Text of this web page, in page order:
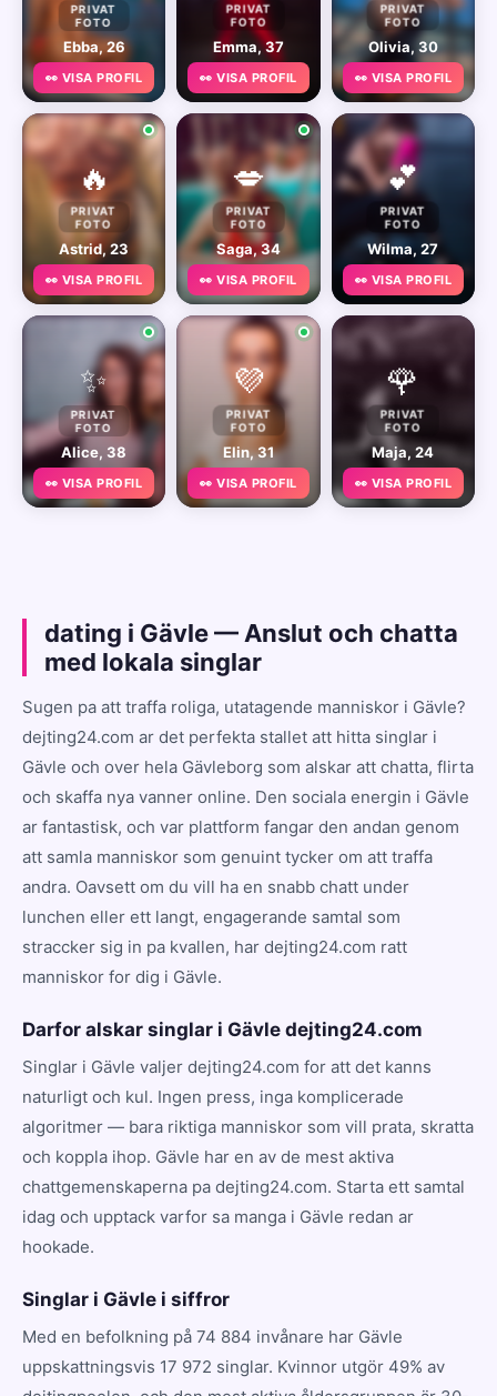
PRIVAT
FOTO
Ebba, 26
👀 VISA PROFIL
PRIVAT
FOTO
Emma, 37
👀 VISA PROFIL
PRIVAT
FOTO
Olivia, 30
👀 VISA PROFIL
🔥
PRIVAT
FOTO
Astrid, 23
👀 VISA PROFIL
💋
PRIVAT
FOTO
Saga, 34
👀 VISA PROFIL
💕
PRIVAT
FOTO
Wilma, 27
👀 VISA PROFIL
✨
PRIVAT
FOTO
Alice, 38
👀 VISA PROFIL
💜
PRIVAT
FOTO
Elin, 31
👀 VISA PROFIL
🌹
PRIVAT
FOTO
Maja, 24
👀 VISA PROFIL
dating i Gävle — Anslut och chatta
med lokala singlar
Sugen pa att traffa roliga, utatagende manniskor i Gävle?
dejting24.com ar det perfekta stallet att hitta singlar i
Gävle och over hela Gävleborg som alskar att chatta, flirta
och skaffa nya vanner online. Den sociala energin i Gävle
ar fantastisk, och var plattform fangar den andan genom
att samla manniskor som genuint tycker om att traffa
andra. Oavsett om du vill ha en snabb chatt under
lunchen eller ett langt, engagerande samtal som
straccker sig in pa kvallen, har dejting24.com ratt
manniskor for dig i Gävle.
Darfor alskar singlar i Gävle dejting24.com
Singlar i Gävle valjer dejting24.com for att det kanns
naturligt och kul. Ingen press, inga komplicerade
algoritmer — bara riktiga manniskor som vill prata, skratta
och koppla ihop. Gävle har en av de mest aktiva
chattgemenskaperna pa dejting24.com. Starta ett samtal
idag och upptack varfor sa manga i Gävle redan ar
hookade.
Singlar i Gävle i siffror
Med en befolkning på 74 884 invånare har Gävle
uppskattningsvis 17 972 singlar. Kvinnor utgör 49% av